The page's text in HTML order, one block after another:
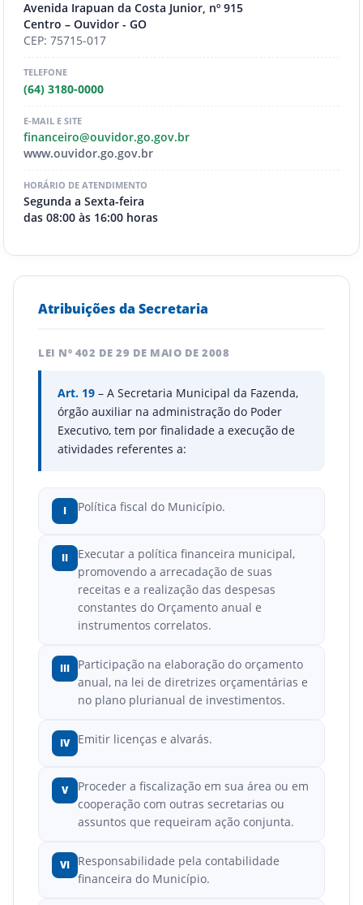
Avenida Irapuan da Costa Junior, nº 915
Centro – Ouvidor - GO
CEP: 75715-017
TELEFONE
(64) 3180-0000
E-MAIL E SITE
financeiro@ouvidor.go.gov.br
www.ouvidor.go.gov.br
HORÁRIO DE ATENDIMENTO
Segunda a Sexta-feira
das 08:00 às 16:00 horas
Atribuições da Secretaria
LEI Nº 402 DE 29 DE MAIO DE 2008
Art. 19 – A Secretaria Municipal da Fazenda,
órgão auxiliar na administração do Poder
Executivo, tem por finalidade a execução de
atividades referentes a:
I Política fiscal do Município.
II
Executar a política financeira municipal,
promovendo a arrecadação de suas
receitas e a realização das despesas
constantes do Orçamento anual e
instrumentos correlatos.
III
Participação na elaboração do orçamento
anual, na lei de diretrizes orçamentárias e
no plano plurianual de investimentos.
IV Emitir licenças e alvarás.
V
Proceder a fiscalização em sua área ou em
cooperação com outras secretarias ou
assuntos que requeiram ação conjunta.
VI
Responsabilidade pela contabilidade
financeira do Município.